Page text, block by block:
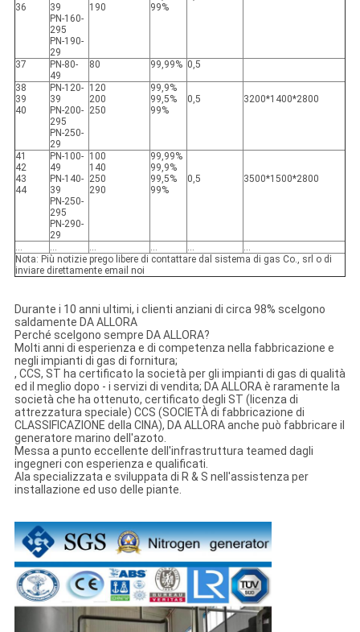
36
39
PN-160-
295
PN-190-
29
190
99%
37
PN-80-
49
80 99,99% 0,5
38
39
40
PN-120-
39
PN-200-
295
PN-250-
29
120
200
250
99,9%
99,5%
99%
0,5 3200*1400*2800
41
42
43
44
PN-100-
49
PN-140-
39
PN-250-
295
PN-290-
29
100
140
250
290
99,99%
99,9%
99,5%
99%
0,5 3500*1500*2800
… … … … …
…
Nota: Più notizie prego libere di contattare dal sistema di gas Co., srl o di
inviare direttamente email noi
Durante i 10 anni ultimi, i clienti anziani di circa 98% scelgono
saldamente DA ALLORA
Perché scelgono sempre DA ALLORA?
Molti anni di esperienza e di competenza nella fabbricazione e
negli impianti di gas di fornitura;
, CCS, ST ha certificato la società per gli impianti di gas di qualità
ed il meglio dopo - i servizi di vendita; DA ALLORA è raramente la
società che ha ottenuto, certificato degli ST (licenza di
attrezzatura speciale) CCS (SOCIETÀ di fabbricazione di
CLASSIFICAZIONE della CINA), DA ALLORA anche può fabbricare il
generatore marino dell'azoto.
Messa a punto eccellente dell'infrastruttura teamed dagli
ingegneri con esperienza e qualificati.
Ala specializzata e sviluppata di R & S nell'assistenza per
installazione ed uso delle piante.